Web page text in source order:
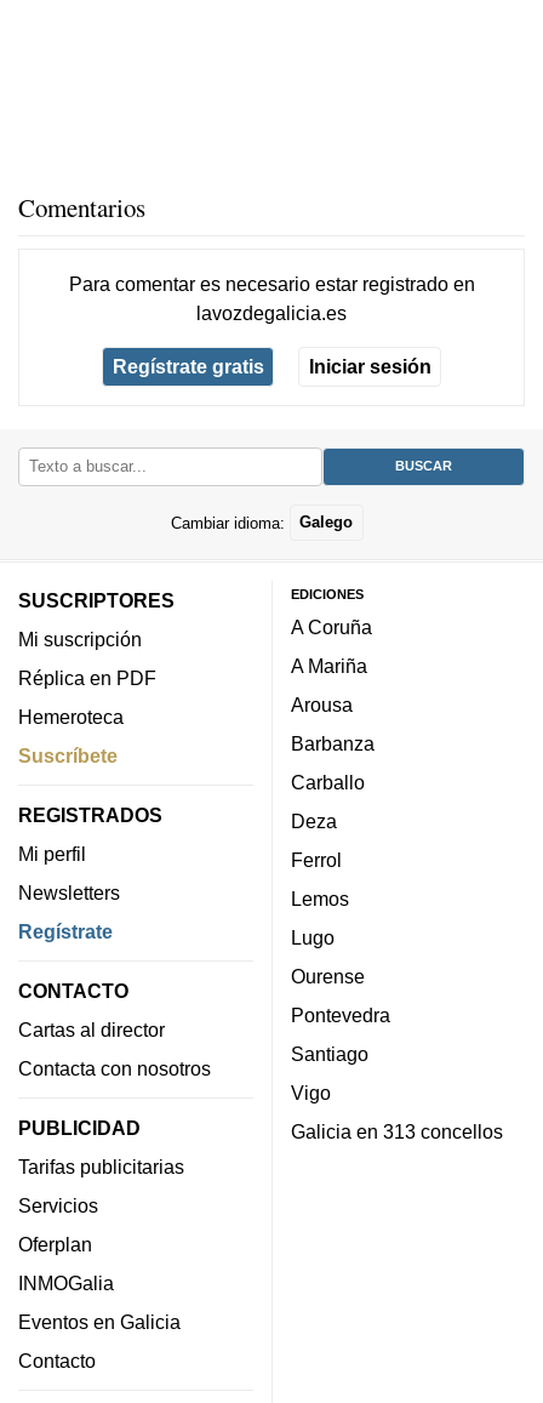
Comentarios
Para comentar es necesario estar registradoen
lavozdegalicia.es
Regístrate gratis Iniciar sesión
Cambiar idioma: Galego
SUSCRIPTORES
Mi suscripción
Réplica en PDF
Hemeroteca
Suscríbete
REGISTRADOS
Mi perfil
Newsletters
Regístrate
CONTACTO
Cartas al director
Contacta con nosotros
PUBLICIDAD
Tarifas publicitarias
Servicios
Oferplan
INMOGalia
Eventos en Galicia
Contacto
EDICIONES
A Coruña
A Mariña
Arousa
Barbanza
Carballo
Deza
Ferrol
Lemos
Lugo
Ourense
Pontevedra
Santiago
Vigo
Galicia en 313 concellos